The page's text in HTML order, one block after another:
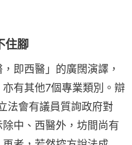
住腳
即西醫」的廣闊演譯，
有其他7個專業類別。辯
法會有議員質詢政府對
除中、西醫外，坊間尚有